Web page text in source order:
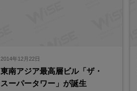
2014年12月22日
東南アジア最高層ビル「ザ・
スーパータワー」が誕生